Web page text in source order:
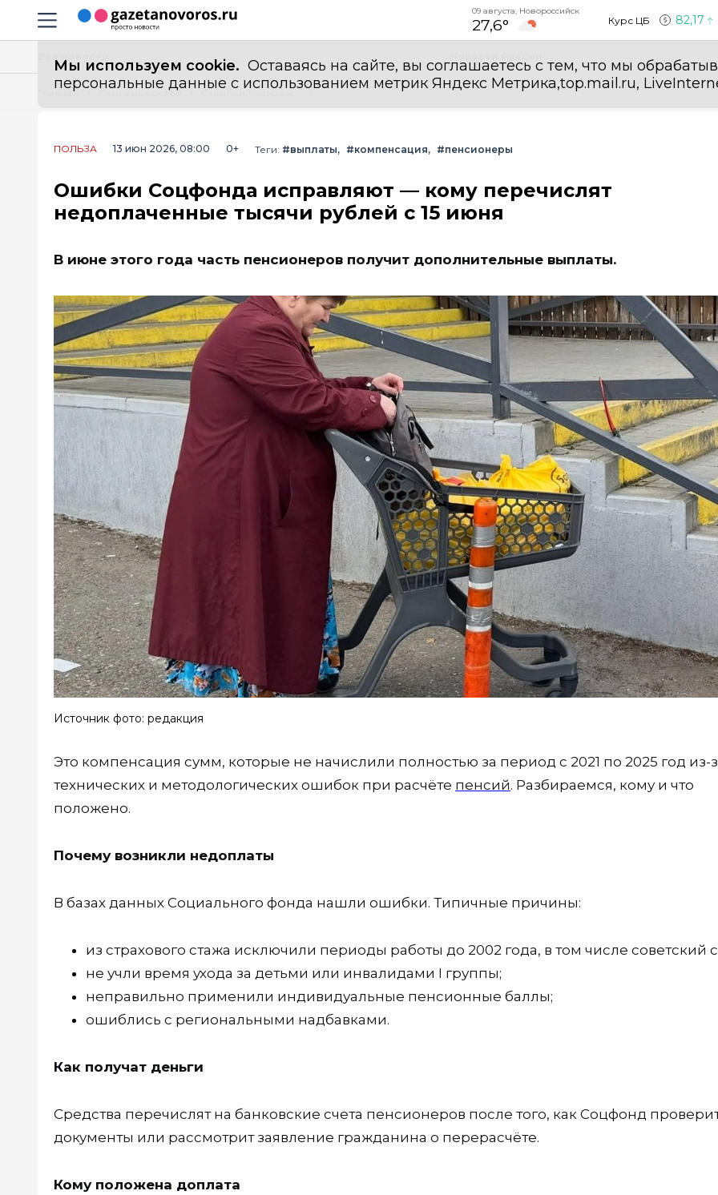
Навигация сайта
09 августа, Новороссийск
27,6° Курс ЦБ 82,17
Мы используем cookie. Оставаясь на сайте, вы соглашаетесь с тем, что мы
персональные данные с использованием метрик Яндекс Метрика,top.mail.ru,
Главная Лента новостей Ошибки Соцфонда исправляют — кому перечислят недоплаченные тысячи рублей с 15 июня
ПОЛЬЗА 13 июн 2026, 08:00 0+ Теги: #выплаты #компенсация #пенсионеры
Ошибки Соцфонда исправляют — кому перечислят
недоплаченные тысячи рублей с 15 июня
В июне этого года часть пенсионеров получит дополнительные выплаты.
Источник фото: редакция
Это компенсация сумм, которые не начислили полностью за период с 2021 по 2025 год из-
технических и методологических ошибок при расчёте пенсий. Разбираемся, кому и что
положено.
Почему возникли недоплаты
В базах данных Социального фонда нашли ошибки. Типичные причины:
из страхового стажа исключили периоды работы до 2002 года, в том числе советский
не учли время ухода за детьми или инвалидами I группы;
неправильно применили индивидуальные пенсионные баллы;
ошиблись с региональными надбавками.
Как получат деньги
Средства перечислят на банковские счета пенсионеров после того, как Соцфонд
документы или рассмотрит заявление гражданина о перерасчёте.
Кому положена доплата